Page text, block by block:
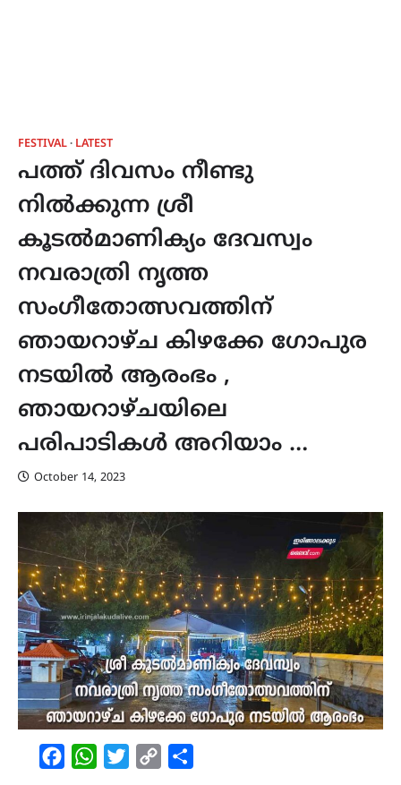
FESTIVAL LATEST
പത്ത് ദിവസം നീണ്ടു
നിൽക്കുന്ന ശ്രീ
കൂടൽമാണിക്യം ദേവസ്വം
നവരാത്രി നൃത്ത
സംഗീതോത്സവത്തിന്
ഞായറാഴ്ച കിഴക്കേ ഗോപുര
നടയിൽ ആരംഭം ,
ഞായറാഴ്ചയിലെ
പരിപാടികൾ അറിയാം …
October 14, 2023
FacebookWhatsAppTwitterCopy